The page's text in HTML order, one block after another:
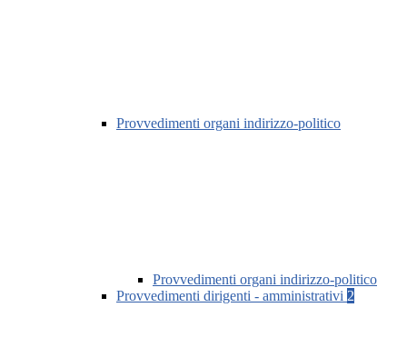
Provvedimenti organi indirizzo-politico
Provvedimenti organi indirizzo-politico
Provvedimenti dirigenti - amministrativi 2